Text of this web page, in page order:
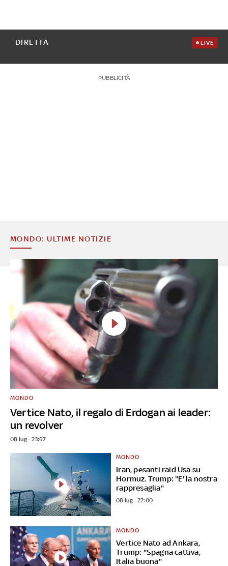
DIRETTA LIVE
PUBBLICITÀ
MONDO: ULTIME NOTIZIE
Vertice Nato, il regalo di Erdogan ai leader:
un revolver
MONDO
08 lug - 23:57
Iran, pesanti raid Usa su
Hormuz. Trump: "E' la nostra
rappresaglia"
MONDO
08 lug - 22:00
Vertice Nato ad Ankara,
Trump: "Spagna cattiva,
Italia buona"
MONDO